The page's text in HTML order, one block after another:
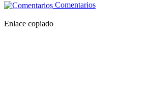
Comentarios
Enlace copiado